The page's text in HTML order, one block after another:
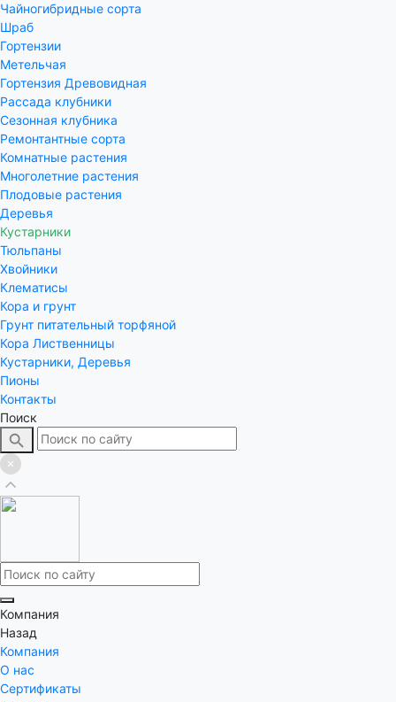
Чайногибридные сорта
Шраб
Гортензии
Метельчая
Гортензия Древовидная
Рассада клубники
Сезонная клубника
Ремонтантные сорта
Комнатные растения
Многолетние растения
Плодовые растения
Деревья
Кустарники
Тюльпаны
Хвойники
Клематисы
Кора и грунт
Грунт питательный торфяной
Кора Лиственницы
Кустарники, Деревья
Пионы
Контакты
Поиск
Компания
Назад
Компания
О нас
Сертификаты